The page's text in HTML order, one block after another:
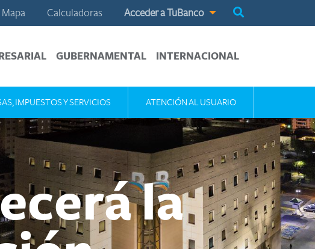
Mapa Calculadoras Acceder a TuBanco
IMPUESTOS Y SERVICIOS ATENCIÓN AL USUARIO
GUBERNAMENTAL INTERNACIONAL
la